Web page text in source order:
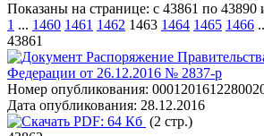
Показаны на странице: с 43861 по 43890
1 ... 1460 1461 1462 1463 1464 1465 1466
43861
Распоряжение
Федерации от 26.12.2016 № 2837-р
Номер опубликования:
Дата опубликования: 28.12.2016
PDF: 64 Кб (2 стр.)